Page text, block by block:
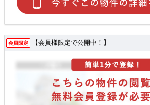
会員限定 【会員様限定で公開中！】